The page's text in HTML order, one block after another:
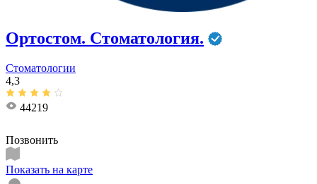
Ортостом. Стоматология.
Стоматологии
4,3
44219
Позвонить
Показать на карте